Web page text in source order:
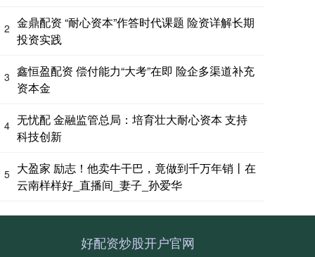
2 金鼎配资 “耐心资本”作答时代课题 险资详解长期
投资实践
3 鑫恒盈配资 偿付能力“大考”在即 险企多渠道补充
资本金
4 无忧配 金融监管总局：培育壮大耐心资本 支持
科技创新
5 大盈家 励志！他卖牛干巴，竟做到千万年销丨在
云南样样好_直播间_妻子_孙爱华
好配资炒股开户官网